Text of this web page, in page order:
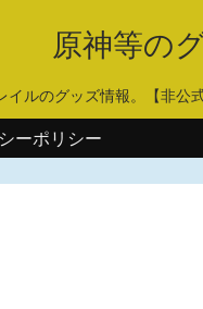
原神等の
イルのグッズ情報。【非公
ーポリシー